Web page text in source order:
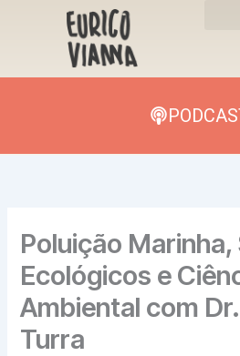
Poluição
Ecológicos e
Ambiental com
Turra